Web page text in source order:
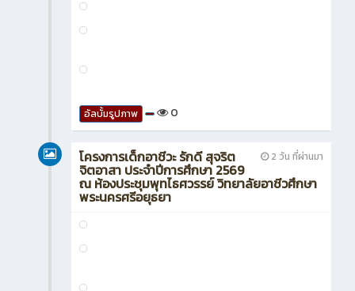
อัลบั้มรูปภาพ 0
2 วัน ที่ผ่านมา
โครงการเด็กอาชีวะ รักดี สุจริต
จิตอาสา ประจำปีการศึกษา 2569
ณ ห้องประชุมพุทไธศวรรย์ วิทยาลัยอาชีวศึกษา
พระนครศรีอยุธยา